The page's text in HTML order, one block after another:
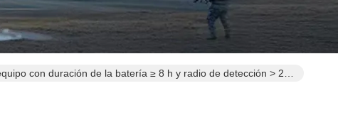
con duración de la batería ≥ 8 h y radio de detección > 2